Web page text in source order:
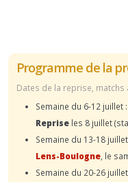
Programme de la
Dates de la reprise,
Semaine du 6-12 juillet :
Reprise les 8 juillet
Semaine du 13-18
Lens-Boulogne , le
Semaine du 20-26